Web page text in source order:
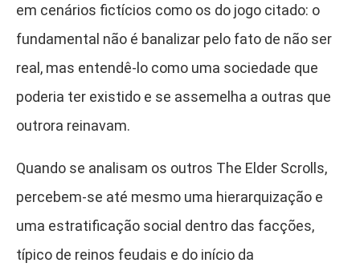
em cenários fictícios como os do jogo citado: o
fundamental não é banalizar pelo fato de não ser
real, mas entendê-lo como uma sociedade que
poderia ter existido e se assemelha a outras que
outrora reinavam.
Quando se analisam os outros The Elder Scrolls,
percebem-se até mesmo uma hierarquização e
uma estratificação social dentro das facções,
típico de reinos feudais e do início da